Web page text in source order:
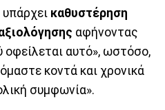
καθυστέρηση
αφήνοντας
οφείλεται αυτό», ωστόσο,
κοντά και χρονικά
συμφωνία».